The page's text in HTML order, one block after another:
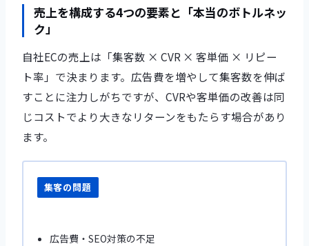
売上を構成する4つの要素と「本当のボトルネッ
ク」
自社ECの売上は「集客数 × CVR × 客単価 × リピー
ト率」で決まります。広告費を増やして集客数を伸ば
すことに注力しがちですが、CVRや客単価の改善は同
じコストでより大きなリターンをもたらす場合があり
ます。
集客の問題
広告費・SEO対策の不足